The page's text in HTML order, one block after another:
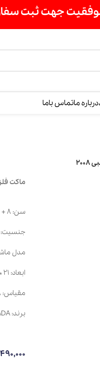
با شماره 09007256840
باما
ماکت فلزی فورد شلبی
جنسیت: پسرانه
مدل ماشین: 2008 Ford Shelby GT-500KR
تومان